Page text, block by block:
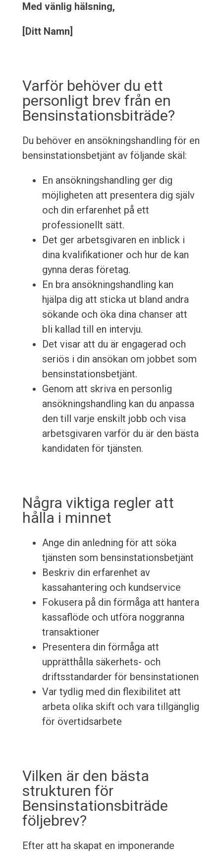
Med vänlig hälsning,
[Ditt Namn]
Varför behöver du ett
personligt brev från en
Bensinstationsbiträde?
Du behöver en ansökningshandling för en
bensinstationsbetjänt av följande skäl:
En ansökningshandling ger dig
möjligheten att presentera dig själv
och din erfarenhet på ett
professionellt sätt.
Det ger arbetsgivaren en inblick i
dina kvalifikationer och hur de kan
gynna deras företag.
En bra ansökningshandling kan
hjälpa dig att sticka ut bland andra
sökande och öka dina chanser att
bli kallad till en intervju.
Det visar att du är engagerad och
seriös i din ansökan om jobbet som
bensinstationsbetjänt.
Genom att skriva en personlig
ansökningshandling kan du anpassa
den till varje enskilt jobb och visa
arbetsgivaren varför du är den bästa
kandidaten för tjänsten.
Några viktiga regler att
hålla i minnet
Ange din anledning för att söka
tjänsten som bensinstationsbetjänt
Beskriv din erfarenhet av
kassahantering och kundservice
Fokusera på din förmåga att hantera
kassaflöde och utföra noggranna
transaktioner
Presentera din förmåga att
upprätthålla säkerhets- och
driftsstandarder för bensinstationen
Var tydlig med din flexibilitet att
arbeta olika skift och vara tillgänglig
för övertidsarbete
Vilken är den bästa
strukturen för
Bensinstationsbiträde
följebrev?
Efter att ha skapat en imponerande